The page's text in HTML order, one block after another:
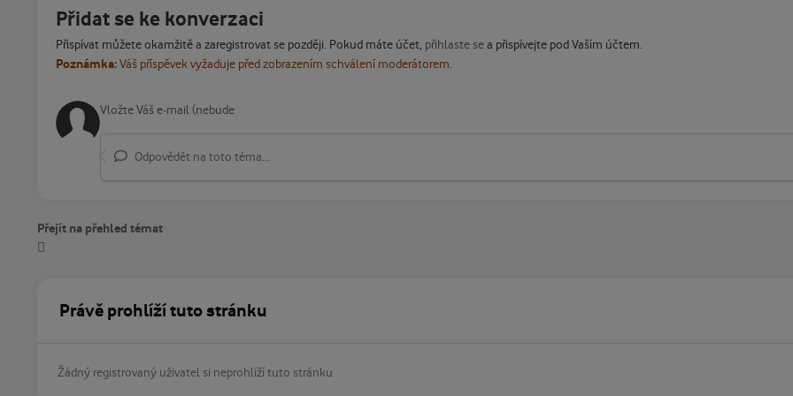
Přidat se ke konverzaci
Přispívat můžete okamžitě a zaregistrovat se později. Pokud máte účet, přihlaste sea přispívejte pod Vaším účtem.
Poznámka:Váš příspěvek vyžaduje před zobrazením schválení moderátorem.
Odpovědět na toto téma...
Přejít na přehled témat
Právě prohlíží tuto stránku
Žádný registrovaný uživatel si neprohlíží tuto stránku